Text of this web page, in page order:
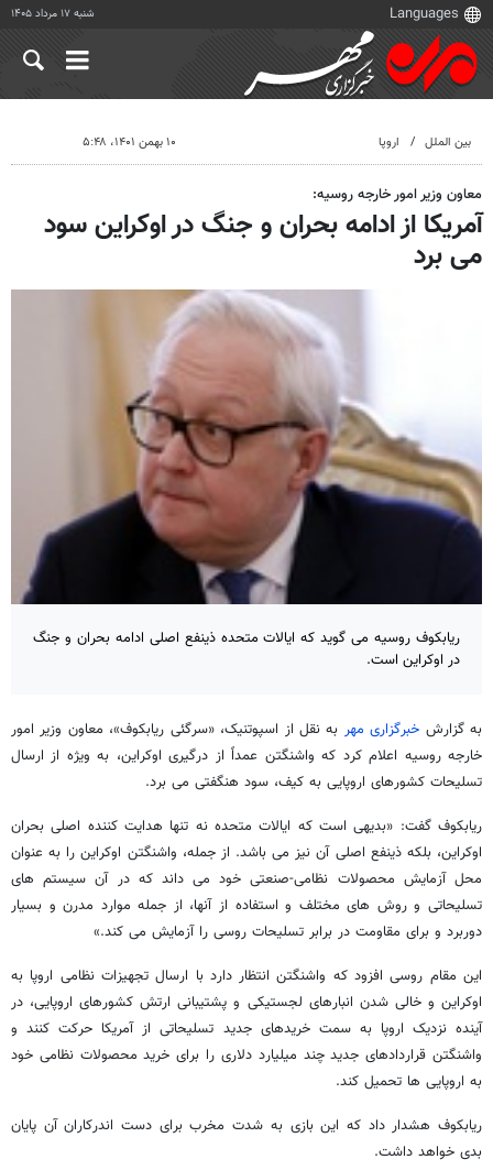
شنبه ۱۷ مرداد ۱۴۰۵
بین الملل اروپا ۱۰ بهمن ۱۴۰۱، ۵:۴۸
معاون وزیر امور خارجه روسیه:
آمریکا از ادامه بحران و جنگ در اوکراین سود
می برد
ریابکوف روسیه می گوید که ایالات متحده ذینفع اصلی ادامه بحران و جنگ
در اوکراین است.
به گزارش خبرگزاری مهر به نقل از اسپوتنیک، «سرگئی ریابکوف»، معاون وزیر امور
خارجه روسیه اعلام کرد که واشنگتن عمداً از درگیری اوکراین، به ویژه از ارسال
تسلیحات کشورهای اروپایی به کیف، سود هنگفتی می برد.
ریابکوف گفت: «بدیهی است که ایالات متحده نه تنها هدایت کننده اصلی بحران
اوکراین، بلکه ذینفع اصلی آن نیز می باشد. از جمله، واشنگتن اوکراین را به عنوان
محل آزمایش محصولات نظامی-صنعتی خود می داند که در آن سیستم های
تسلیحاتی و روش های مختلف و استفاده از آنها، از جمله موارد مدرن و بسیار
دوربرد و برای مقاومت در برابر تسلیحات روسی را آزمایش می کند.»
این مقام روسی افزود که واشنگتن انتظار دارد با ارسال تجهیزات نظامی اروپا به
اوکراین و خالی شدن انبارهای لجستیکی و پشتیبانی ارتش کشورهای اروپایی، در
آینده نزدیک اروپا به سمت خریدهای جدید تسلیحاتی از آمریکا حرکت کنند و
واشنگتن قراردادهای جدید چند میلیارد دلاری را برای خرید محصولات نظامی خود
به اروپایی ها تحمیل کند.
ریابکوف هشدار داد که این بازی به شدت مخرب برای دست اندرکاران آن پایان
بدی خواهد داشت.